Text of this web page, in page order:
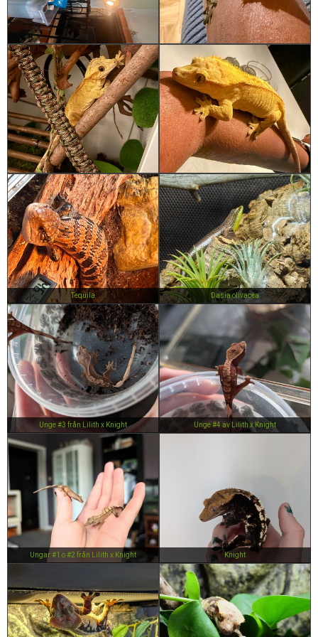
Tequila Dasia olivacea
Unge #3 från Lilith x Knight Unge #4 av Lilith x Knight
Ungar #1 o #2 från Lilith x Knight Knight